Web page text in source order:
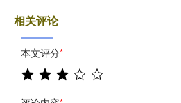
相关评论
本文评分*